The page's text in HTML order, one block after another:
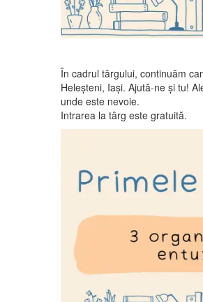
În cadrul târgului, continuăm
Heleşteni, Iaşi. Ajută-ne şi tu!
unde este nevoie.
Intrarea la târg este gratuită.